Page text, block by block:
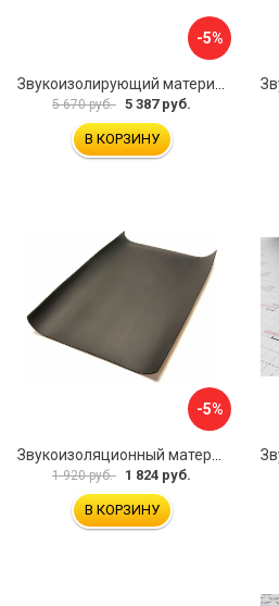
-5%
Звукоизолирующий материал STP Bromo 54253
5 670 руб. 5 387 руб.
В КОРЗИНУ
-5%
1 920 руб. 1 824 руб.
В КОРЗИНУ